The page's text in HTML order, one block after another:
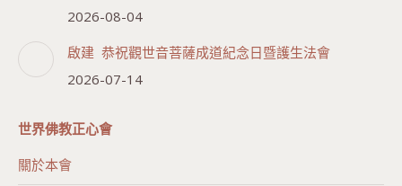
2026-08-04
啟建 恭祝觀世音菩薩成道紀念日暨護生法會
2026-07-14
世界佛教正心會
關於本會